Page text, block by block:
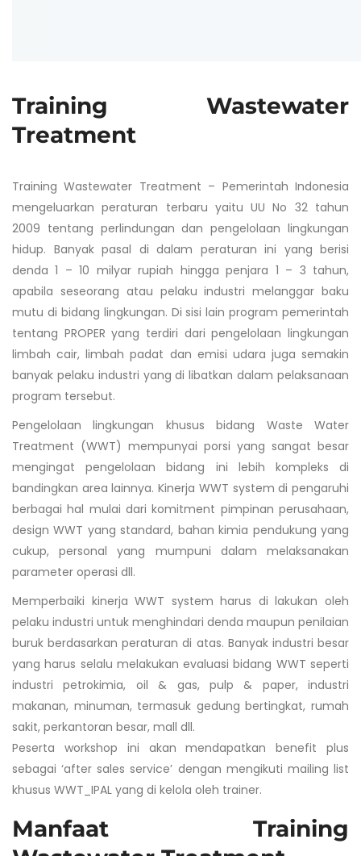
Training Wastewater
Treatment
Training Wastewater Treatment – Pemerintah Indonesia
mengeluarkan peraturan terbaru yaitu UU No 32 tahun
2009 tentang perlindungan dan pengelolaan lingkungan
hidup. Banyak pasal di dalam peraturan ini yang berisi
denda 1 – 10 milyar rupiah hingga penjara 1 – 3 tahun,
apabila seseorang atau pelaku industri melanggar baku
mutu di bidang lingkungan. Di sisi lain program pemerintah
tentang PROPER yang terdiri dari pengelolaan lingkungan
limbah cair, limbah padat dan emisi udara juga semakin
banyak pelaku industri yang di libatkan dalam pelaksanaan
program tersebut.
Pengelolaan lingkungan khusus bidang Waste Water
Treatment (WWT) mempunyai porsi yang sangat besar
mengingat pengelolaan bidang ini lebih kompleks di
bandingkan area lainnya. Kinerja WWT system di pengaruhi
berbagai hal mulai dari komitment pimpinan perusahaan,
design WWT yang standard, bahan kimia pendukung yang
cukup, personal yang mumpuni dalam melaksanakan
parameter operasi dll.
Memperbaiki kinerja WWT system harus di lakukan oleh
pelaku industri untuk menghindari denda maupun penilaian
buruk berdasarkan peraturan di atas. Banyak industri besar
yang harus selalu melakukan evaluasi bidang WWT seperti
industri petrokimia, oil & gas, pulp & paper, industri
makanan, minuman, termasuk gedung bertingkat, rumah
sakit, perkantoran besar, mall dll.
Peserta workshop ini akan mendapatkan benefit plus
sebagai ‘after sales service’ dengan mengikuti mailing list
khusus WWT_IPAL yang di kelola oleh trainer.
Manfaat Training